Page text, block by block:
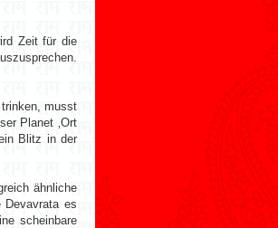
Zeit für die
musst
Planet ‚Ort
Blitz in der
ähnliche
Devavrata es
scheinbare